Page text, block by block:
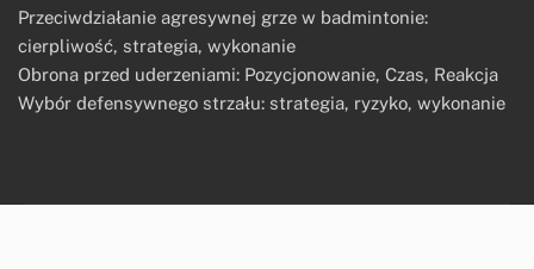
Przeciwdziałanie agresywnej grze w badmintonie:
cierpliwość, strategia, wykonanie
Obrona przed uderzeniami: Pozycjonowanie, Czas, Reakcja
Wybór defensywnego strzału: strategia, ryzyko, wykonanie